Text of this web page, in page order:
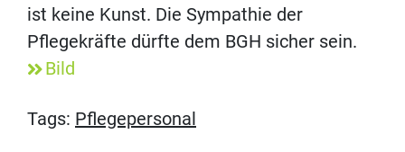
ist keine Kunst. Die Sympathie der
Pflegekräfte dürfte dem BGH sicher sein.
Bild
Tags: Pflegepersonal